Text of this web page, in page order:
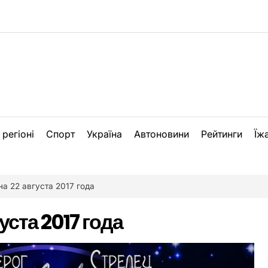
Спорт Україна Автоновини Рейтинги
22 августа 2017 года
2017 года